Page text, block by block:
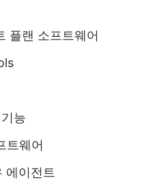
플랜 소프트웨어
능
트웨어
에이전트